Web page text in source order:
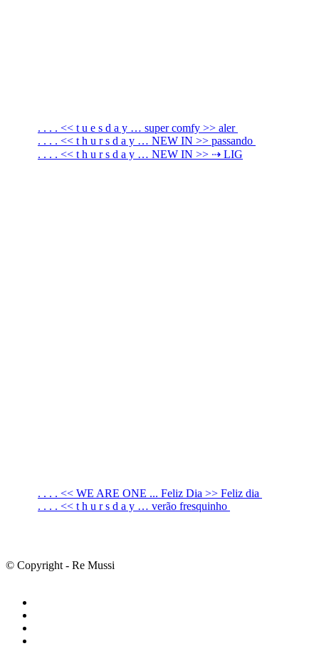
. . . . << t u e s d a y … super comfy >> aler
. . . . << t h u r s d a y … NEW IN >> passando
. . . . << t h u r s d a y … NEW IN >> ⇢ LIG
. . . . << WE ARE ONE ... Feliz Dia >> Feliz dia
. . . . << t h u r s d a y … verão fresquinho
© Copyright - Re Mussi